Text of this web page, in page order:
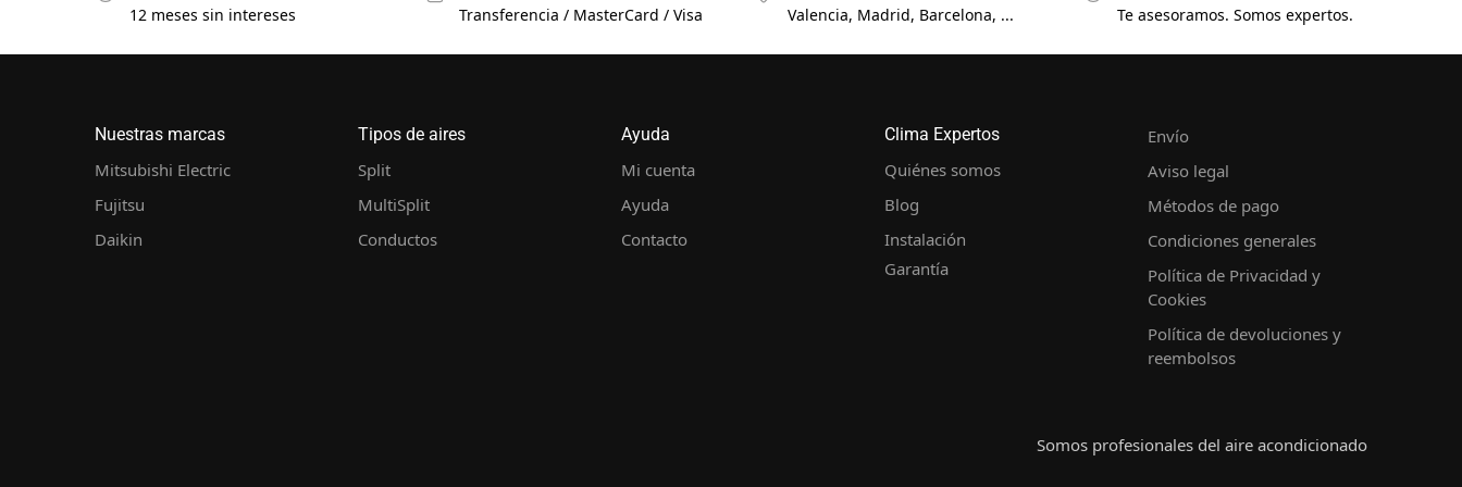
12 meses sin intereses Transferencia / MasterCard / Visa Valencia, Madrid, Barcelona, ... Te asesoramos. Somos expertos.
Nuestras marcas
Mitsubishi Electric
Fujitsu
Daikin
Tipos de aires
Split
MultiSplit
Conductos
Ayuda
Mi cuenta
Ayuda
Contacto
Clima Expertos
Quiénes somos
Blog
Instalación
Garantía
Envío
Aviso legal
Métodos de pago
Condiciones generales
Política de Privacidad y
Cookies
Política de devoluciones y
reembolsos
Somos profesionales del aire acondicionado